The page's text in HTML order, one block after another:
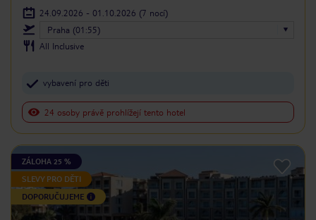
24.09.2026 - 01.10.2026 (7 nocí)
Praha (01:55)
All Inclusive
vybavení pro děti
24 osoby právě prohlížejí tento hotel
ZÁLOHA 25 %
SLEVY PRO DĚTI
DOPORUČUJEME